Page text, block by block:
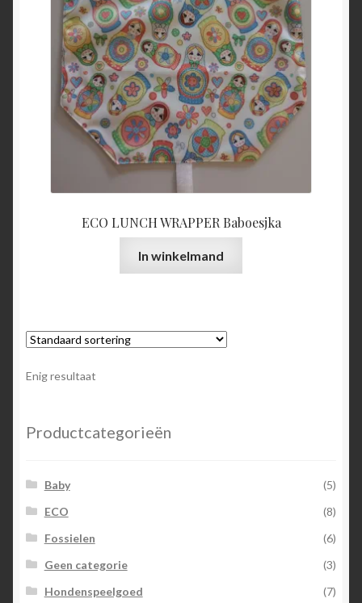
ECO LUNCH WRAPPER Baboesjka
In winkelmand
Enig resultaat
Productcategorieën
Baby
(5)
ECO
(8)
Fossielen
(6)
Geen categorie
(3)
Hondenspeelgoed
(7)